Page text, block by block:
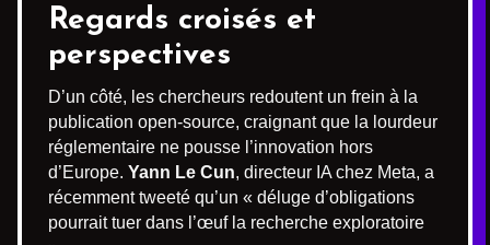
Regards croisés et
perspectives
D’un côté, les chercheurs redoutent un frein à la
publication open-source, craignant que la lourdeur
réglementaire ne pousse l’innovation hors
d’Europe. Yann Le Cun, directeur IA chez Meta, a
récemment tweeté qu’un « déluge d’obligations
pourrait tuer dans l’œuf la recherche exploratoire